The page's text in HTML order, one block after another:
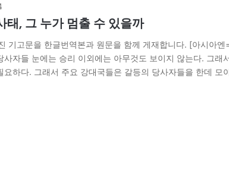
태, 그 누가 멈출 수 있을까
기고문을 한글번역본과 원문을 함께 게재합니다. [아시아
사자들 눈에는 승리 이외에는 아무것도 보이지 않는다. 그래
요하다. 그래서 주요 강대국들은 갈등의 당사자들을 한데 모